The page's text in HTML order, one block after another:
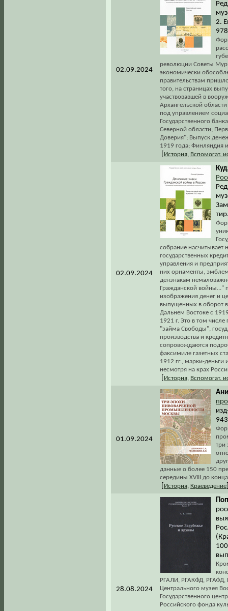
02.09.2024
2.
революции Советы
экономически
правительствам
того, на страницах
участвовавшей в
Архангельской
под управлением
Государственного
Северной области;
Доверия"; Выпуск
1919 года; Финляндия
История Вспомогат.
02.09.2024
собрание насчитывает
государственных
управления и
них орнаменты,
дензнакам
Гражданской войны..."
изображения денег и
выпущенных в оборот в
Дальнем Востоке с
1921 г. Это в том
"займа Свободы",
производства и
сопровождаются
факсимиле газетных
1912 гг., марки-
несмотря на крах
История Вспомогат.
01.09.2024
три
данные о более 150
середины XVIII до
История Краеведение
28.08.2024
РГАЛИ, РГАКФД, РГАФД,
Центрального музея
Государственного
Российского фонда